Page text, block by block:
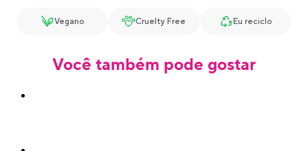
Vegano Cruelty Free Eu reciclo
Você também pode gostar